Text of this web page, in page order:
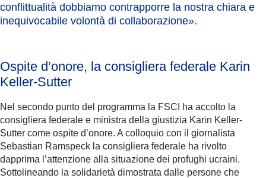
conflittualità dobbiamo contrapporre la nostra chiara e
inequivocabile volontà di collaborazione».
Ospite d’onore, la consigliera federale Karin
Keller-Sutter
Nel secondo punto del programma la FSCI ha accolto la
consigliera federale e ministra della giustizia Karin Keller-
Sutter come ospite d’onore. A colloquio con il giornalista
Sebastian Ramspeck la consigliera federale ha rivolto
dapprima l’attenzione alla situazione dei profughi ucraini.
Sottolineando la solidarietà dimostrata dalle persone che